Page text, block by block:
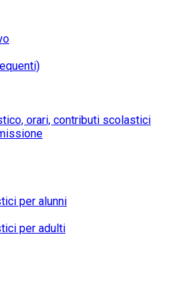
orari, contributi scolastici
per alunni
per adulti